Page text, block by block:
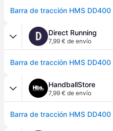
D Direct Running
7,99 € de envío
HandballStore
7,99 € de envío